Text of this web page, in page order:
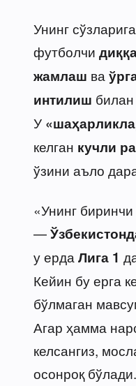
Унинг
футболчи
жамлаш ва
интилиш
У
келган кучли
ўзини аъло
«Унинг
—
у ерда Лига 1
Кейин бу ерга
бўлмаган
Агар ҳамма
келсангиз,
осонроқ